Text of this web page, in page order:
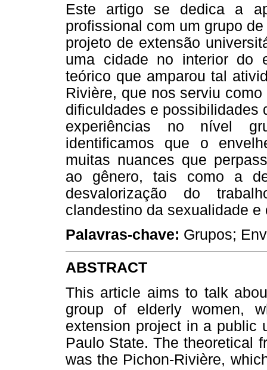
Este artigo se dedica a
profissional com um grupo
projeto de extensão
uma cidade no interior do
teórico que amparou tal
Rivière, que nos serviu
dificuldades e possibilidades
experiências no nível
identificamos que o
muitas nuances que
ao gênero, tais como a
desvalorização do
clandestino da sexualidade
Palavras-chave: Grupos;
ABSTRACT
This article aims to talk
group of elderly women,
extension project in a public
Paulo State. The theoretical
was the Pichon-Rivière,